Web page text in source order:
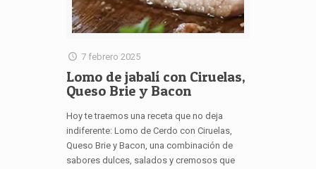
7 febrero 2025
Lomo de jabalí con Ciruelas,
Queso Brie y Bacon
Hoy te traemos una receta que no deja
indiferente: Lomo de Cerdo con Ciruelas,
Queso Brie y Bacon, una combinación de
sabores dulces, salados y cremosos que